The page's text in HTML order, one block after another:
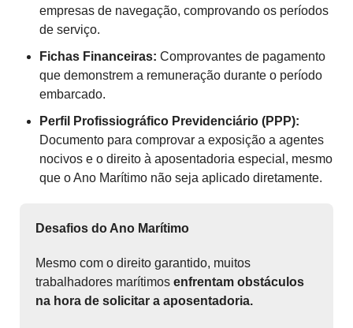
empresas de navegação, comprovando os períodos
de serviço.
Fichas Financeiras: Comprovantes de pagamento
que demonstrem a remuneração durante o período
embarcado.
Perfil Profissiográfico Previdenciário (PPP):
Documento para comprovar a exposição a agentes
nocivos e o direito à aposentadoria especial, mesmo
que o Ano Marítimo não seja aplicado diretamente.
Desafios do Ano Marítimo
Mesmo com o direito garantido, muitos
trabalhadores marítimos enfrentam obstáculos
na hora de solicitar a aposentadoria.